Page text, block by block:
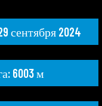
сентября 2024
6003 м